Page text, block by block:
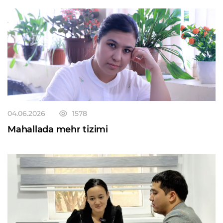
shaxs o‘z jinoyati uchun belgilangan jazoni to‘liq o‘tab
bo‘lgach, sudlanmagan hisoblanadi. Bu o‘zgarish
jinoyat sodir etgan yoshlarning keyingi hayotida
ijtimoiy reabilitatsiyaga qaytish imkoniyatini
kengaytiradi. Shu bilan birga, alohida ta’kidlab o‘tish
joizki mazkur imtiyoz o‘ta og‘ir jinoyat sodir etganlarga
yoki jazoni o‘tab bo‘lgach, yana qasddan yangi jinoyat
sodir etgan shaxslarga tatbiq etilmaydi. Shuningdek,
qonun bilan ozodlikni cheklash va ozodlikdan
qisqartirildi — avvalgi olti oylik chegara o‘rniga endi bir
voyaga yetmagan shaxslar manfaatlarini himoya
qilish va jazo tizimini insonparvarlashtirishga
qaratilgan.Ta’kidlab o‘tish o‘rinliki, jinoyat kodeksining
vazifalari shaxsni, uning huquq va erkinliklarini,
jamiyat va davlat manfaatlarini, mulkni, tabiiy muhitni,
tinchlikni, insoniyat xavfsizligini jinoiy tajovuzlardan
04.06.2026 1578
Mahallada mehr tizimi